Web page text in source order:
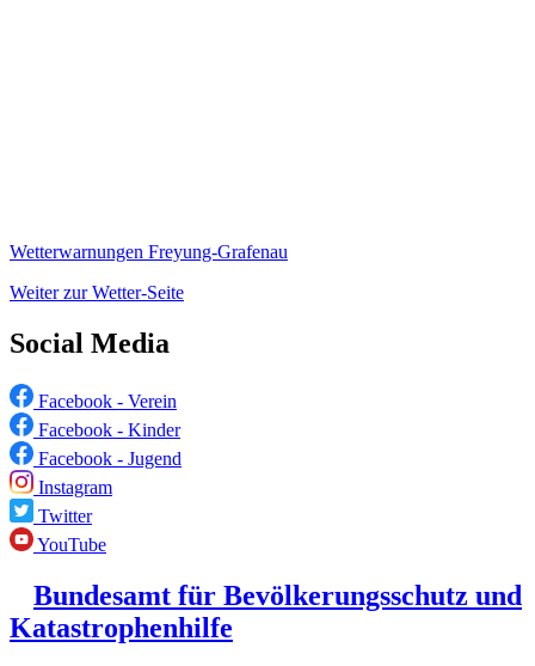
Wetterwarnungen Freyung-Grafenau
Weiter zur Wetter-Seite
Social Media
Facebook - Verein
Facebook - Kinder
Facebook - Jugend
Instagram
Twitter
YouTube
Bundesamt für Bevölkerungsschutz und
Katastrophenhilfe